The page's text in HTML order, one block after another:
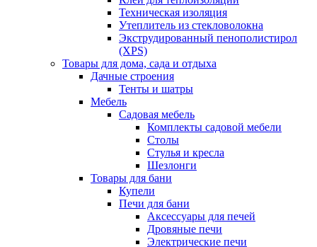
Техническая изоляция
Утеплитель из стекловолокна
Экструдированный пенополистирол
(XPS)
Товары для дома, сада и отдыха
Дачные строения
Тенты и шатры
Мебель
Садовая мебель
Комплекты садовой мебели
Столы
Стулья и кресла
Шезлонги
Товары для бани
Купели
Печи для бани
Аксессуары для печей
Дровяные печи
Электрические печи